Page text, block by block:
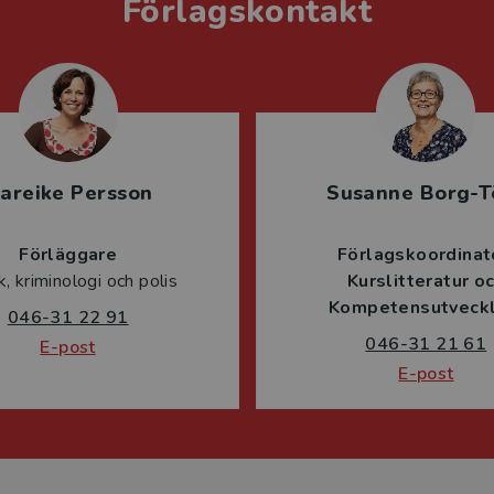
Förlagskontakt
Persson
Förläggare
kriminologi och polis
046-31 22 91
E-post
Susanne Borg-
Kurslitteratur
046-31 21 61
E-post